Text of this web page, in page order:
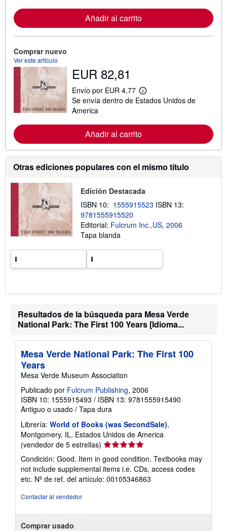
n
m
b
t
a
i
e
n
v
Añadir al carrito
Comprar nuevo
Ver este artículo
EUR 82,81
Envío por EUR 4,77
M
á
n
c
n
o
r
e
a
d
e
e
í
o
Se envía dentro de Estados Unidos de
America
Añadir al carrito
Otras ediciones populares con el mismo título
Edición Destacada
ISBN 10: 1555915523 ISBN 13:
9781555915520
Editorial: Fulcrum Inc.,US, 2006
Tapa blanda
Resultados de la búsqueda para Mesa Verde
National Park: The First 100 Years [Idioma...
Mesa Verde National Park: The First 100
Years
Mesa Verde Museum Association
Publicado por Fulcrum Publishing, 2006
ISBN 10: 1555915493 / ISBN 13: 9781555915490
Antiguo o usado / Tapa dura
Librería: World of Books (was SecondSale),
Montgomery, IL, Estados Unidos de America
(vendedor de 5 estrellas) Calificación
vendedor:
5
de
Condición: Good. Item in good condition. Textbooks may
not include supplemental items i.e. CDs, access codes
etc. Nº de ref. del artículo: 00105346863
Contactar al vendedor
Comprar usado